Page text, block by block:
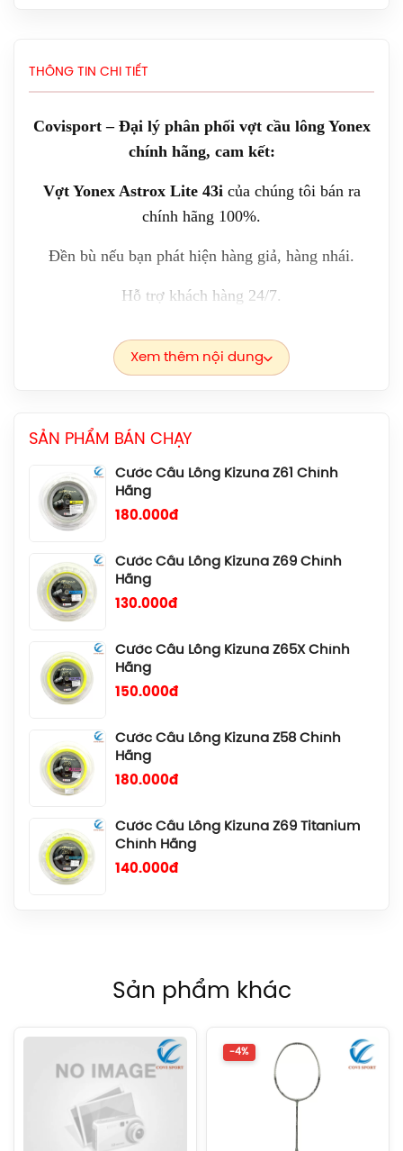
THÔNG TIN CHI TIẾT
Covisport – Đại lý phân phối vợt cầu lông Yonex
chính hãng, cam kết:
Vợt Yonex Astrox Lite 43i của chúng tôi bán ra
chính hãng 100%.
Đền bù nếu bạn phát hiện hàng giả, hàng nhái.
Hỗ trợ khách hàng 24/7.
Xem thêm nội dung
SẢN PHẨM BÁN CHẠY
1.269.000đ
Giày Asics Gel-Rocket 12 Women
(1072119.500) Chính Hãng
Giày Cầu Lông Yonex Eclipsion Z
(Women) Chính Hãng
2.550.000đ
Vợt Cầu Lông Lining Axforce 100 Max
Liên hệ
180.000đ
Cước Cầu Lông Kizuna Z61 Chính
Hãng
180.000đ
Cước Cầu Lông Kizuna Z69 Chính
Hãng
130.000đ
Cước Cầu Lông Kizuna Z65X Chính
Hãng
150.000đ
Cước Cầu Lông Kizuna Z58 Chính
Hãng
180.000đ
Cước Cầu Lông Kizuna Z69 Titanium
Chính Hãng
140.000đ
Balo Cầu Lông Yonex BA52512
1.690.000đ
Balo Cầu Lông Yonex BA52512
(Black/Blue) Chính Hãng
1.690.000đ
Sản phẩm khác
-4%